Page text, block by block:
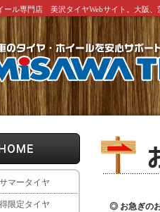
ール専門店 美沢タイヤWebサイト。大阪
マータイヤ
限定タイヤ ◎ お急ぎの